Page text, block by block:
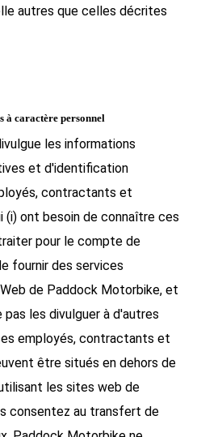
autres que celles décrites
à caractère personnel
les informations
et d'identification
contractants et
(i) ont besoin de connaître ces
pour le compte de
fournir des services
de Paddock Motorbike, et
les divulguer à d'autres
employés, contractants et
être situés en dehors de
les sites web de
consentez au transfert de